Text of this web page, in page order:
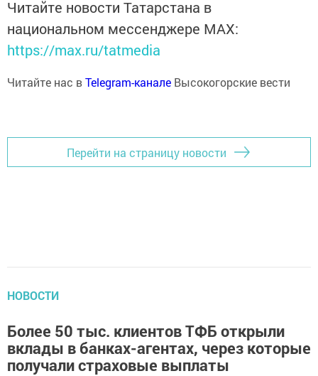
Читайте новости Татарстана в
национальном мессенджере MАХ:
https://max.ru/tatmedia
Читайте нас вTelegram-канале Высокогорские вести
Перейти на страницу новости
НОВОСТИ
Более 50 тыс. клиентов ТФБ открыли
вклады в банках-агентах, через которые
получали страховые выплаты